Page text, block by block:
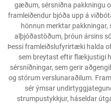
gæðum, sérsniðna pakkningu
framleiðendur bjóða upp á
hönnun merktar
alþjóðastöðum, þróun ársins
Þessi framleiðslufyrirtæki halda
sem breytast eftir flækjustigi
sérsníðningar, sem gerir
og stórum verslunaraðilum.
sér ýmsar
strumpustykkjur, háseldar